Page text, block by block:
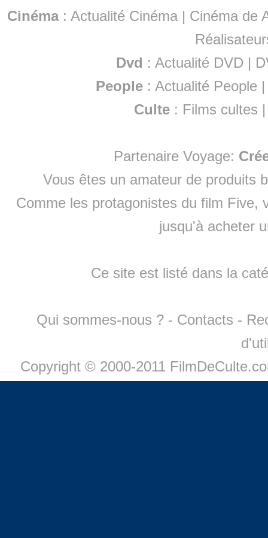
Cinéma: Actualité Cinéma | Cinéma de
Dvd : Actualité DVD |
People :Actualité People
Culte : Films cultes
Partenaire Voyage:
Vous êtes un amateur de produits
Comme les protagonistes du film Five,
jusqu'à acheter
Ce site est listé dans la
Qui sommes-nous ? - Contacts -
Copyright © 2000-2011